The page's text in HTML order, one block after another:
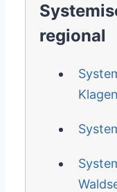
regional